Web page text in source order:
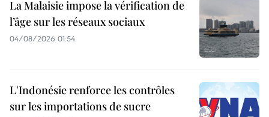
La Malaisie impose la vérification de
l’âge sur les réseaux sociaux
04/08/2026 01:54
L'Indonésie renforce les contrôles
sur les importations de sucre